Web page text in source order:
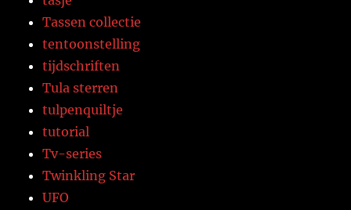
Tassen collectie
tentoonstelling
tijdschriften
Tula sterren
tulpenquiltje
tutorial
Tv-series
Twinkling Star
UFO